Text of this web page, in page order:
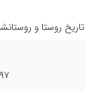
تاریخ روستا و
۹۷